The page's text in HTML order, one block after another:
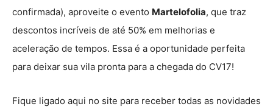
confirmada), aproveite o evento Martelofolia, que traz
descontos incríveis de até 50% em melhorias e
aceleração de tempos. Essa é a oportunidade perfeita
para deixar sua vila pronta para a chegada do CV17!
Fique ligado aqui no site para receber todas as novidades